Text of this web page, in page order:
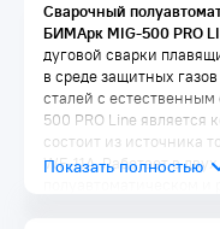
Сварочный
БИМАрк MIG-500 PRO
дуговой сварки
в среде защитных
сталей с
500 PRO Line
состоит из источника
WF-11A. Работает в